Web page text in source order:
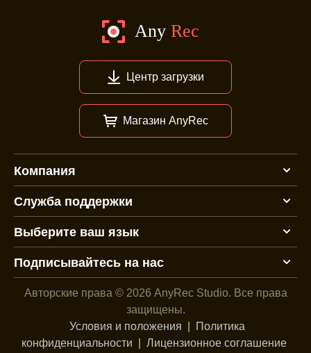
Центр загрузки
Магазин AnyRec
Компания
Служба поддержки
Выберите ваш язык
Подписывайтесь на нас
Авторские права © 2026 AnyRec Studio. Все права
защищены.
Условия и положения
Политика
конфиденциальности
Лицензионное соглашение